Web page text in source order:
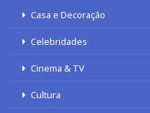
Casa e Decoração
Celebridades
Cinema & TV
Cultura